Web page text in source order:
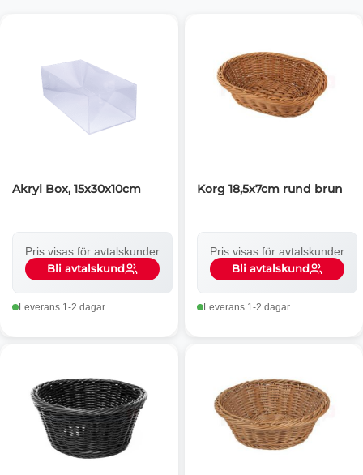
Akryl Box, 15x30x10cm
Pris visas för avtalskunder
Bli avtalskund
Leverans 1-2 dagar
Korg 18,5x7cm rund brun
Pris visas för avtalskunder
Bli avtalskund
Leverans 1-2 dagar